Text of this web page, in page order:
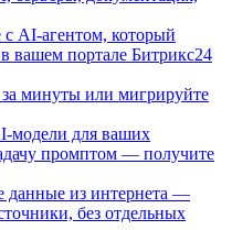
AI-агентом, который
вашем портале Битрикс24
за минуты или мигрируйте
модели для ваших
промптом — получите
данные из интернета —
без отдельных